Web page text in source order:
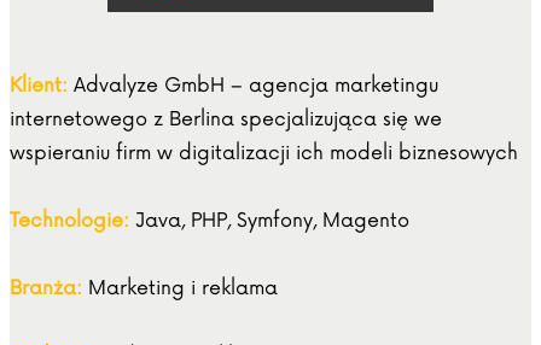
Klient: Advalyze GmbH – agencja marketingu
internetowego z Berlina specjalizująca się we
wspieraniu firm w digitalizacji ich modeli biznesowych
Technologie: Java, PHP, Symfony, Magento
Branża: Marketing i reklama